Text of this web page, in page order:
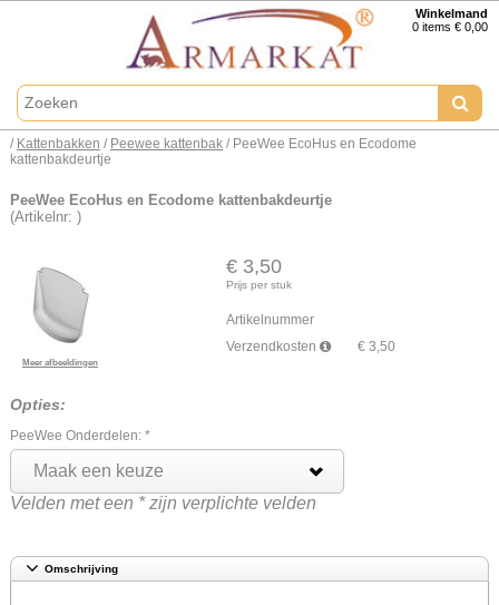
Winkelmand
0 items € 0,00
/ Kattenbakken / Peewee kattenbak / PeeWee EcoHus en Ecodome
kattenbakdeurtje
PeeWee EcoHus en Ecodome kattenbakdeurtje
(Artikelnr: )
Meer afbeeldingen
€ 3,50
Prijs per stuk
Artikelnummer
Verzendkosten
€ 3,50
Opties:
PeeWee Onderdelen: *
Maak een keuze
Velden met een * zijn verplichte velden
Omschrijving